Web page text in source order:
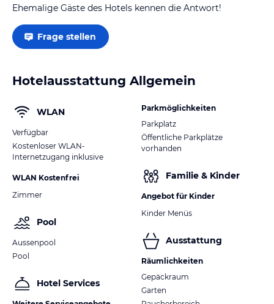
Ehemalige Gäste des Hotels kennen die Antwort!
Frage stellen
Hotelausstattung Allgemein
WLAN
Verfügbar
Kostenloser WLAN-
Internetzugang inklusive
WLAN Kostenfrei
Zimmer
Pool
Aussenpool
Pool
Hotel Services
Parkmöglichkeiten
Parkplatz
Öffentliche Parkplätze
vorhanden
Familie & Kinder
Angebot für Kinder
Kinder Menüs
Ausstattung
Räumlichkeiten
Gepäckraum
Garten